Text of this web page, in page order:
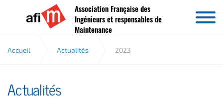
Aller au contenu
Association Française des
Ingénieurs et responsables de
Maintenance
Accueil Actualités 2023
Actualités